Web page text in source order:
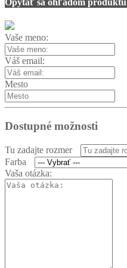
Vaše meno:
Váš email:
Mesto
Dostupné možnosti
Tu zadajte rozmer
Farba
Vaša otázka: